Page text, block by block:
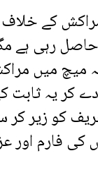
کے
میچ میں
کر یہ ثابت
کو زیر کر
کی فارم اور